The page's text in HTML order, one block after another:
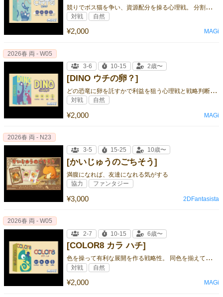
競
りでボス猫を争い、資源配分を操る心理戦。 分割の駆け引きと多様な得点で、戦略の幅が広がる！
¥2,000
対戦 自然
MAGi
[DINO ウチの卵？]
ど
の恐竜に卵を託すかで利益を狙う心理戦と戦略判断。 運と戦略で勝率を高め、特殊恐竜で展開が大きく動く！
¥2,000
2026春 両 - W05
3-6
10-15 2歳〜
対戦 自然
MAGi
[かいじゅうのごちそう]
満腹になれば、友達になれる気がする
¥3,000
2026春 両 - N23
3-5
15-25 10歳〜
協力 ファンタジー
2DFantasista
[COLOR8 カラ ハチ]
色
を操って有利な展開を作る戦略性。 同色を揃えて連続アクションが発生し、爽快な連鎖プレイが楽しめる！
¥2,000
2026春 両 - W05
2-7
10-15 6歳〜
対戦 自然
MAGi